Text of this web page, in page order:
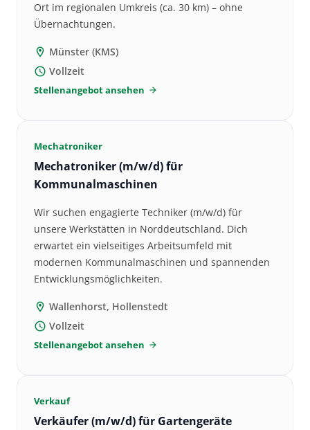
Ort im regionalen Umkreis (ca. 30 km) – ohne
Übernachtungen.
location_on Münster (KMS)
schedule Vollzeit
Stellenangebot ansehen arrow_forward
Mechatroniker
Mechatroniker (m/w/d) für
Kommunalmaschinen
Wir suchen engagierte Techniker (m/w/d) für
unsere Werkstätten in Norddeutschland. Dich
erwartet ein vielseitiges Arbeitsumfeld mit
modernen Kommunalmaschinen und spannenden
Entwicklungsmöglichkeiten.
location_on Wallenhorst, Hollenstedt
schedule Vollzeit
Stellenangebot ansehen arrow_forward
Verkauf
Verkäufer (m/w/d) für Gartengeräte